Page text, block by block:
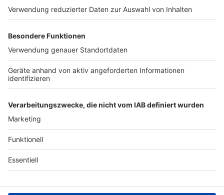
Werben
Archiv
ANTENNE BAYERN GROUP
Stiftung ANTENNE BAYERN
hilft
Teilnahmebedingungen
Grounding Page ANTENNE
BAYERN
Datenschutz­erklärung